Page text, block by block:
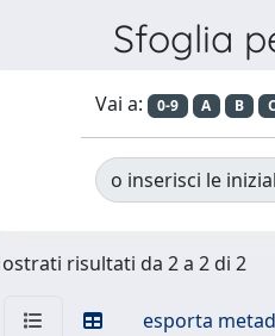
Sfoglia
Vai a: 0-9 A B C
o inserisci le
risultati da 2 a 2 di 2
esporta